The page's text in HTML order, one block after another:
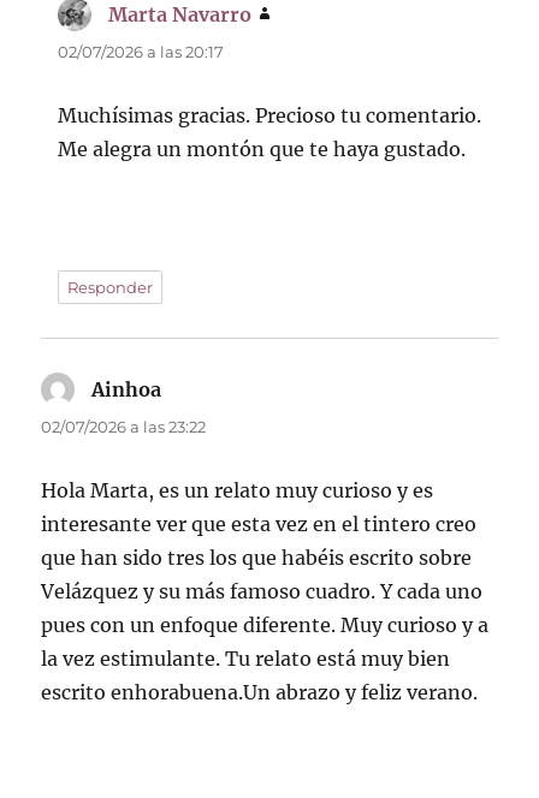
Marta Navarro
02/07/2026 a las 20:17
Muchísimas gracias. Precioso tu comentario.
Me alegra un montón que te haya gustado.
Responder
Ainhoa
02/07/2026 a las 23:22
Hola Marta, es un relato muy curioso y es
interesante ver que esta vez en el tintero creo
que han sido tres los que habéis escrito sobre
Velázquez y su más famoso cuadro. Y cada uno
pues con un enfoque diferente. Muy curioso y a
la vez estimulante. Tu relato está muy bien
escrito enhorabuena.Un abrazo y feliz verano.